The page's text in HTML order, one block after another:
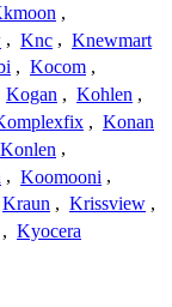
,
, Knc , Knewmart
, Kocom ,
Kogan , Kohlen ,
, Konan
Konlen ,
, Koomooni ,
Kraun , Krissview ,
, Kyocera